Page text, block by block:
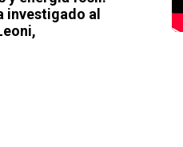
investigado al